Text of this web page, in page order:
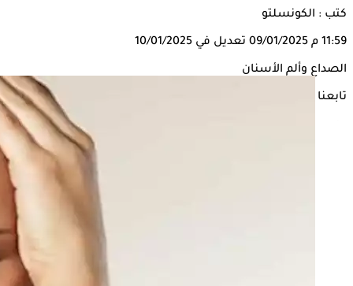
كتب : الكونسلتو
11:59 م 09/01/2025 تعديل في 10/01/2025
الصداع وألم الأسنان
تابعنا على